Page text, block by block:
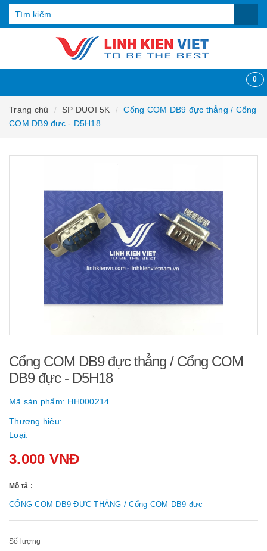
0
Trang chủ SP DUOI 5K
Cổng COM DB9 đực thẳng / Cổng
COM DB9 đực - D5H18
Cổng COM DB9 đực thẳng / Cổng COM
DB9 đực - D5H18
Mã sản phẩm: HH000214
Thương hiệu:
Loại:
3.000 VNĐ
Mô tả :
CỔNG COM DB9 ĐỰC THẲNG / Cổng COM DB9 đực
Số lượng